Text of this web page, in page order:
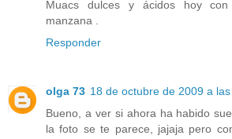
Muacs dulces y ácidos hoy
manzana .
Responder
olga 73 18 de octubre de 2009 a
Bueno, a ver si ahora ha habido
la foto se te parece, jajaja pero